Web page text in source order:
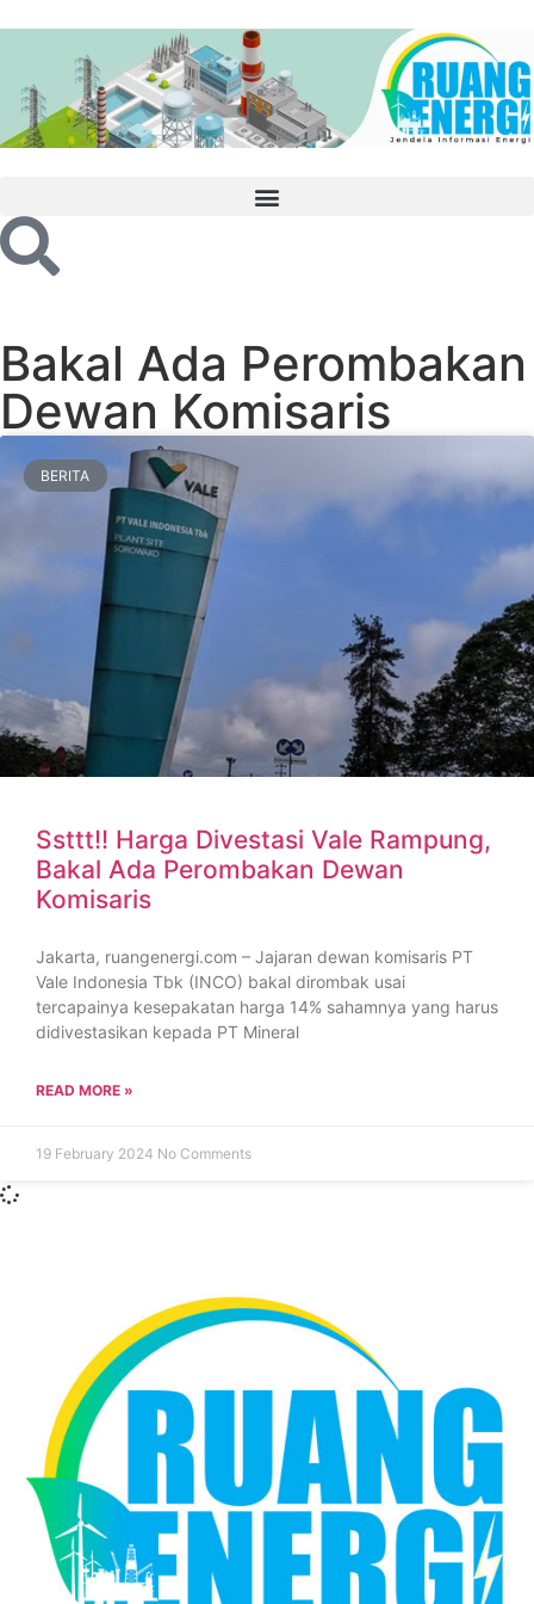
Bakal Ada Perombakan
Dewan Komisaris
BERITA
Ssttt!! Harga Divestasi Vale Rampung,
Bakal Ada Perombakan Dewan
Komisaris
Jakarta, ruangenergi.com – Jajaran dewan komisaris PT
Vale Indonesia Tbk (INCO) bakal dirombak usai
tercapainya kesepakatan harga 14% sahamnya yang harus
didivestasikan kepada PT Mineral
READ MORE »
19 February 2024 No Comments